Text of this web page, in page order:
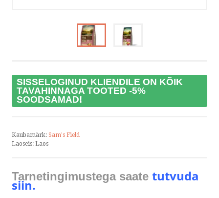
SISSELOGINUD KLIENDILE ON KÕIK
TAVAHINNAGA TOOTED -5%
SOODSAMAD!
Kaubamärk: Sam's Field
Laoseis: Laos
Tarnetingimustega saate tutvuda
siin.